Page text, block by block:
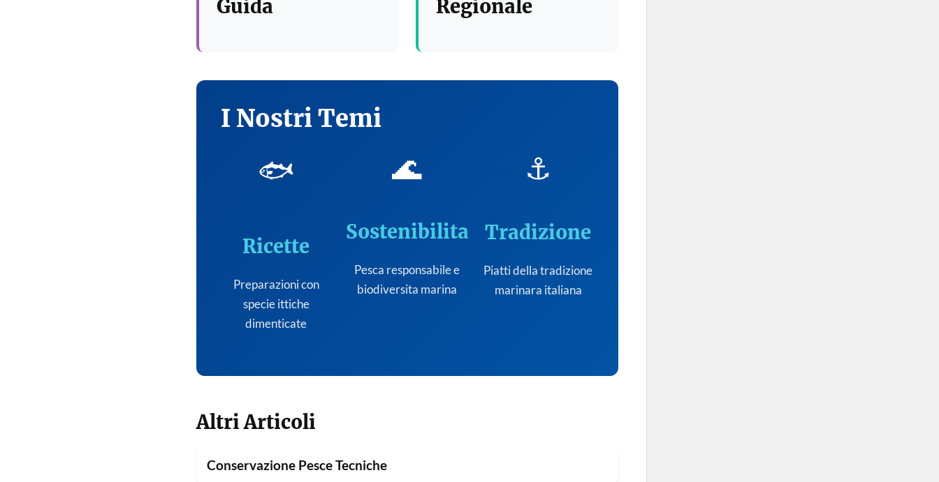
Guida
Regionale
I Nostri Temi
🐟
Ricette
Preparazioni con
specie ittiche
dimenticate
🌊
Sostenibilita
Pesca responsabile e
biodiversita marina
⚓
Tradizione
Piatti della tradizione
marinara italiana
Altri Articoli
Conservazione Pesce Tecniche